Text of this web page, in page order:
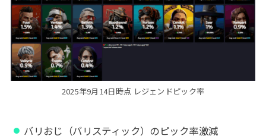
2025年9月14日時点 レジェンドピック率
バリおじ（バリスティック）のピック率激減